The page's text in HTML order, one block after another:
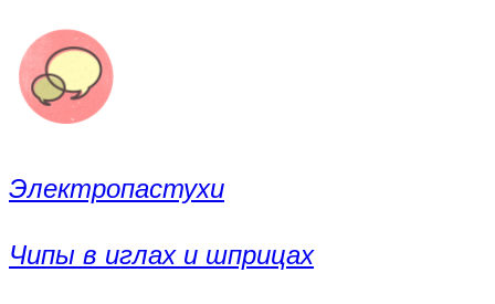
Электропастухи
Чипы в иглах и шприцах